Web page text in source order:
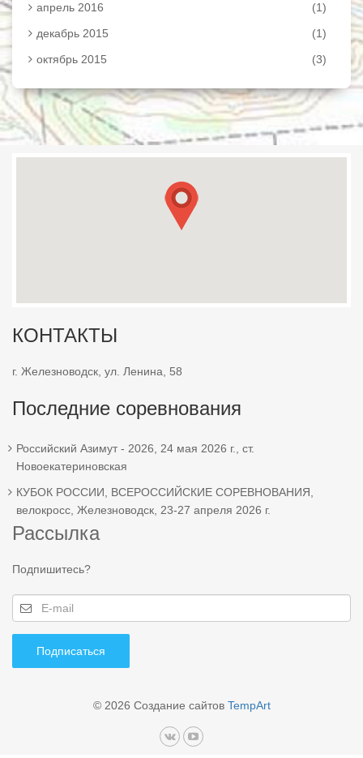
апрель 2016
(1)
декабрь 2015
(1)
октябрь 2015
(3)
КОНТАКТЫ
г. Железноводск, ул. Ленина, 58
Последние соревнования
Российский Азимут - 2026, 24 мая 2026 г., ст.
Новоекатериновская
КУБОК РОССИИ, ВСЕРОССИЙСКИЕ СОРЕВНОВАНИЯ,
велокросс, Железноводск, 23-27 апреля 2026 г.
Рассылка
Подпишитесь?
Подписаться
© 2026 Создание сайтов TempArt